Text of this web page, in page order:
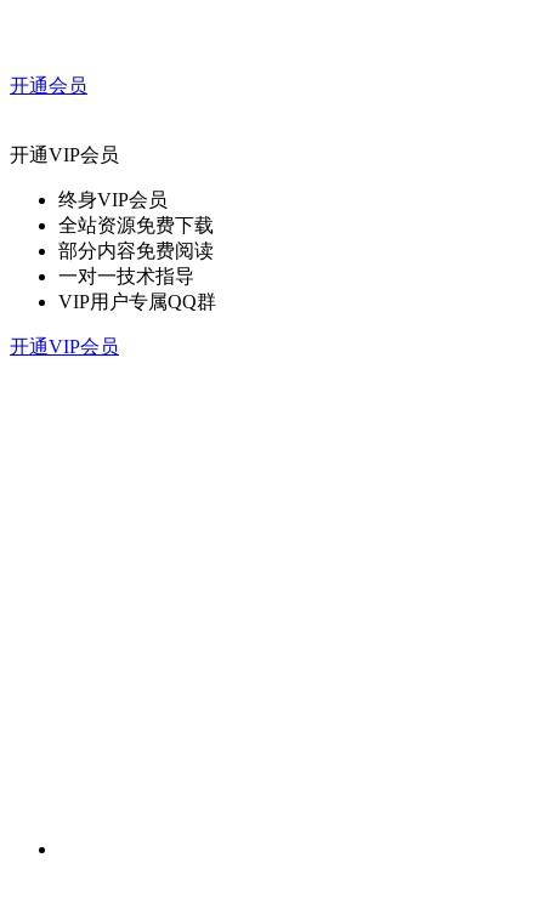
开通会员
开通VIP会员
终身VIP会员
全站资源免费下载
部分内容免费阅读
一对一技术指导
VIP用户专属QQ群
开通VIP会员